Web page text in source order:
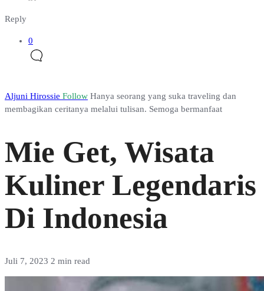
Reply
0
Aljuni Hirossie Follow Hanya seorang yang suka traveling dan
membagikan ceritanya melalui tulisan. Semoga bermanfaat
Mie Get, Wisata
Kuliner Legendaris
Di Indonesia
Juli 7, 2023 2 min read